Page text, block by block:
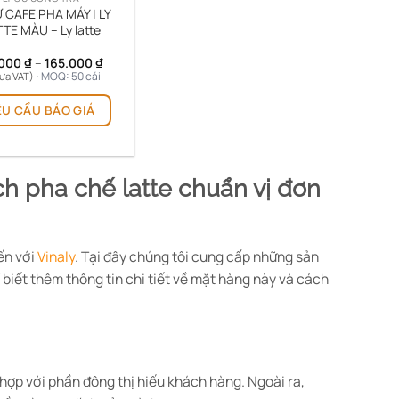
CAFE PHA MÁY | LY
MÀU – Ly latte
₫ – 165.000 ₫Khoảng
86.000 ₫
165.000 ₫
VAT) · MOQ: 50 cái
CẦU BÁO GIÁ
biến
tùy
chọn
có
trang
pha chế latte chuẩn vị đơn
vớiVinaly. Tại đây chúng tôi cung cấp những sản
thêm thông tin chi tiết về mặt hàng này và cách
với phần đông thị hiếu khách hàng. Ngoài ra,